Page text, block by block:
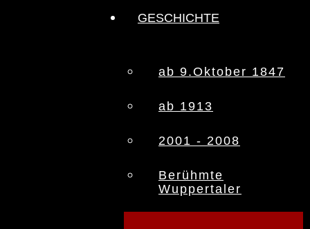
GESCHICHTE
ab 9.Oktober 1847
ab 1913
2001 - 2008
Berühmte
Wuppertaler